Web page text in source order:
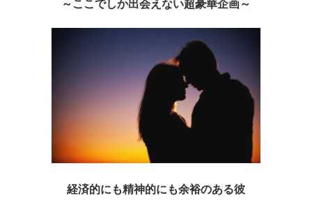
～ここでしか出会えない超豪華企画～
経済的にも精神的にも余裕のある彼